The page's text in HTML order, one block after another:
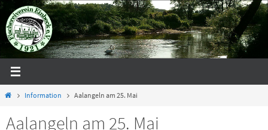
Zum
Inhalt
springen
StartInformation Aalangeln am 25. Mai
Aalangeln am 25. Mai